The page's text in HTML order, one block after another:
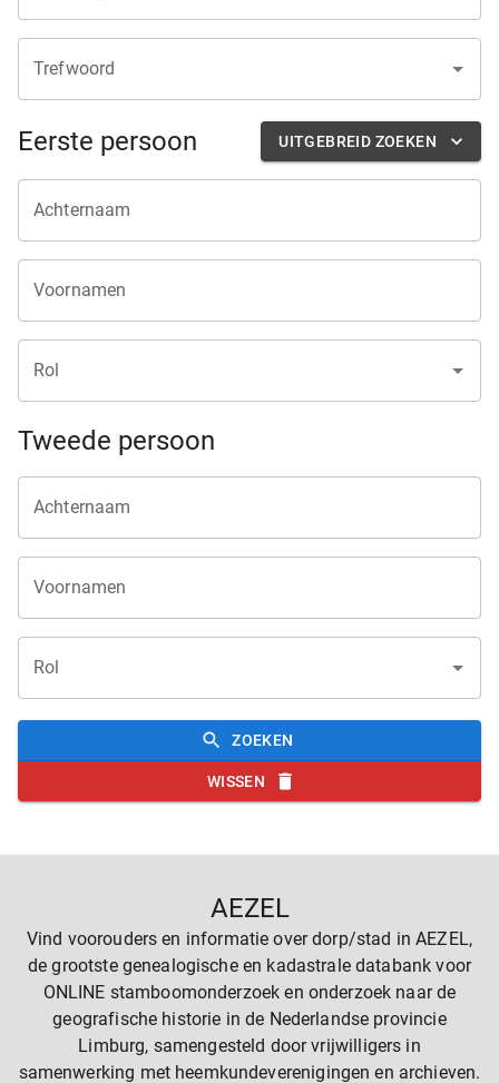
Trefwoord
Eerste persoon UITGEBREID ZOEKEN
Achternaam
Voornamen
Rol
Tweede persoon
Achternaam
Voornamen
Rol
ZOEKEN
WISSEN
AEZEL
Vind voorouders en informatie over dorp/stad in AEZEL,
de grootste genealogische en kadastrale databank voor
ONLINE stamboomonderzoek en onderzoek naar de
geografische historie in de Nederlandse provincie
Limburg, samengesteld door vrijwilligers in
samenwerking met heemkundeverenigingen en archieven.